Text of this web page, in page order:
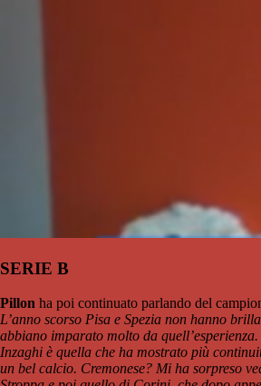
SERIE B
Pillon ha poi continuato parlando del
L’anno scorso Pisa e Spezia non hanno
abbiano imparato molto da
Inzaghi è quella che ha mostrato più
un bel calcio. Cremonese? Mi ha sorpreso